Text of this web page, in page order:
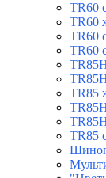
TR60
TR60
TR60
TR60
TR85
TR85